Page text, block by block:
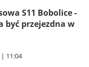
S11 Bobolice -
być przejezdna w
| 11:04